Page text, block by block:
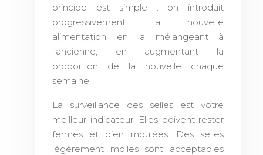
principe est simple : on introduit
progressivement la nouvelle
alimentation en la mélangeant à
l’ancienne, en augmentant la
proportion de la nouvelle chaque
semaine.
La surveillance des selles est votre
meilleur indicateur. Elles doivent rester
fermes et bien moulées. Des selles
légèrement molles sont acceptables